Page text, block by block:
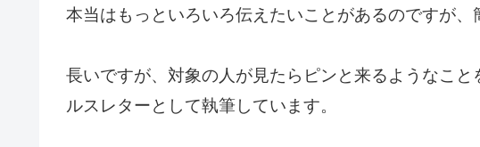
本当はもっといろいろ伝えたいことがあるのですが、
長いですが、対象の人が見たらピンと来るようなこ
ルスレターとして執筆しています。